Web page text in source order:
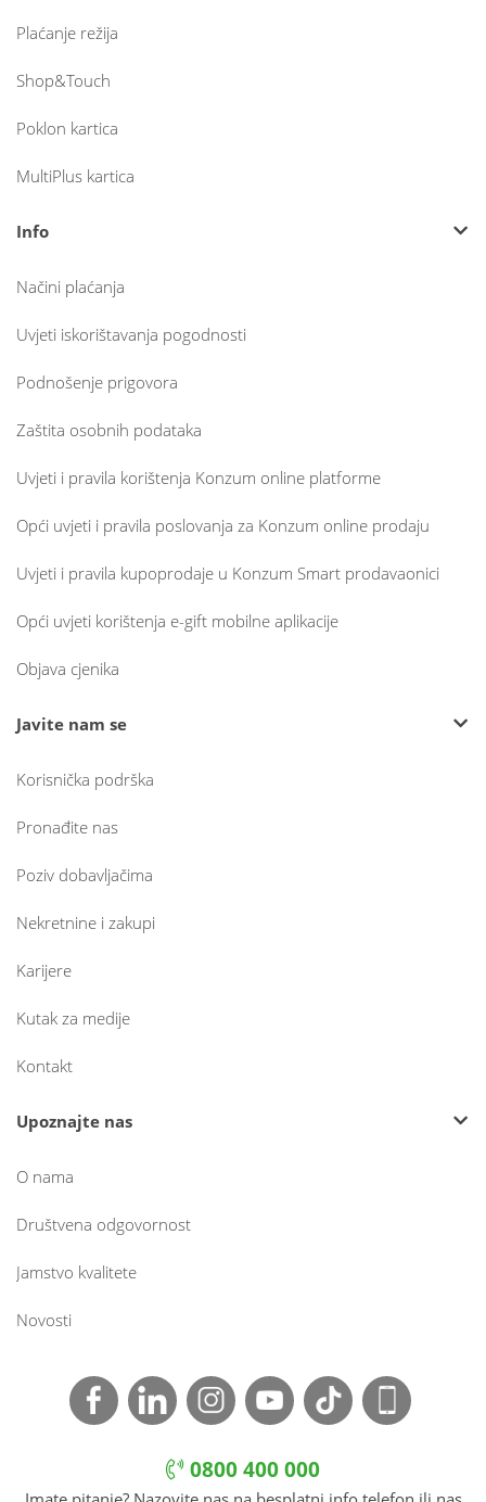
Plaćanje režija
Shop&Touch
Poklon kartica
MultiPlus kartica
Info
Načini plaćanja
Uvjeti iskorištavanja pogodnosti
Podnošenje prigovora
Zaštita osobnih podataka
Uvjeti i pravila korištenja Konzum online platforme
Opći uvjeti i pravila poslovanja za Konzum online prodaju
Uvjeti i pravila kupoprodaje u Konzum Smart prodavaonici
Opći uvjeti korištenja e-gift mobilne aplikacije
Objava cjenika
Javite nam se
Korisnička podrška
Pronađite nas
Poziv dobavljačima
Nekretnine i zakupi
Karijere
Kutak za medije
Kontakt
Upoznajte nas
O nama
Društvena odgovornost
Jamstvo kvalitete
Novosti
0800 400 000